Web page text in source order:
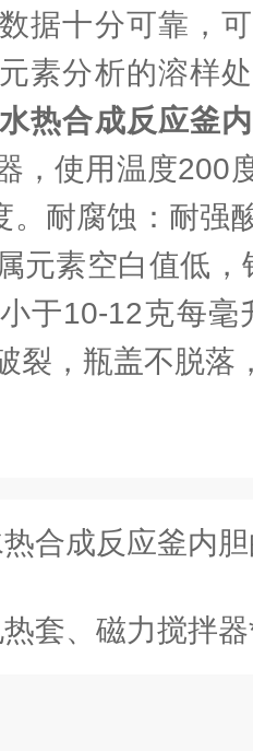
据十分可靠，
素分析的溶样
水热合成反应釜
，使用温度200
。耐腐蚀：耐强
元素空白值低
于10-12克每
裂，瓶盖不脱落
合成反应釜内胆
套、磁力搅拌